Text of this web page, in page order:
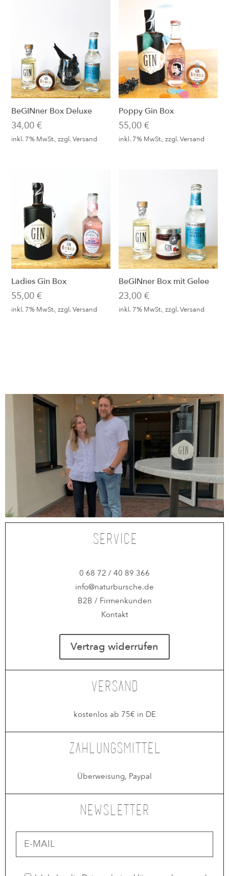
BeGINner Box Deluxe
34,00€
inkl. 7% MwSt., zzgl.Versand
Poppy Gin Box
55,00€
inkl. 7% MwSt., zzgl.Versand
Ladies Gin Box
55,00€
inkl. 7% MwSt., zzgl.Versand
BeGINner Box mit Gelee
23,00€
inkl. 7% MwSt., zzgl.Versand
Service
0 68 72 / 40 89 366
info@naturbursche.de
B2B / Firmenkunden
Kontakt
Vertrag widerrufen
Versand
kostenlos ab 75€ in DE
Zahlungsmittel
Überweisung, Paypal
Newsletter